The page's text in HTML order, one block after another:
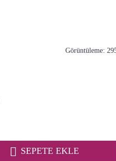
Görüntüleme:
SEPETE EKLE